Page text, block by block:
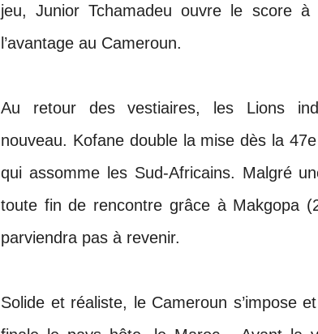
jeu, Junior Tchamadeu ouvre le score
l’avantage au Cameroun.
Au retour des vestiaires, les Lions
nouveau. Kofane double la mise dès la
qui assomme les Sud-Africains. Malgré
toute fin de rencontre grâce à Makgopa
parviendra pas à revenir.
Solide et réaliste, le Cameroun s’impose